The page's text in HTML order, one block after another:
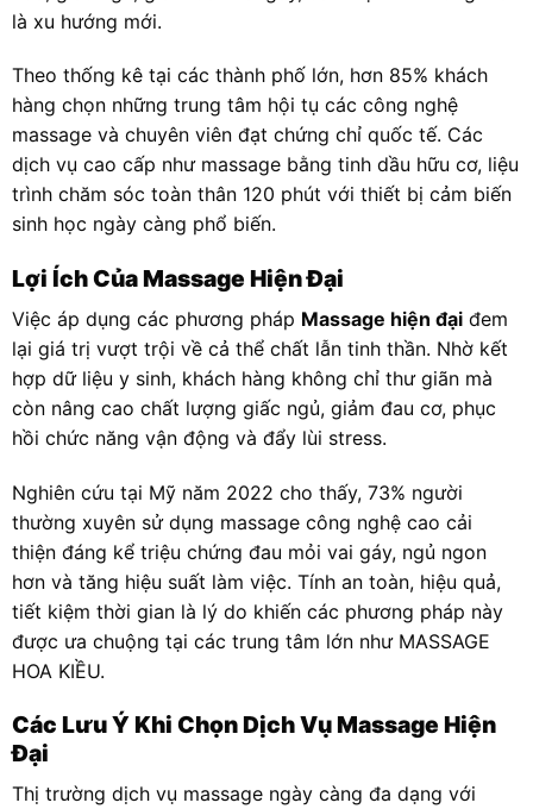
là xu hướng mới.
Theo thống kê tại các thành phố lớn, hơn 85% khách
hàng chọn những trung tâm hội tụ các công nghệ
massage và chuyên viên đạt chứng chỉ quốc tế. Các
dịch vụ cao cấp như massage bằng tinh dầu hữu cơ, liệu
trình chăm sóc toàn thân 120 phút với thiết bị cảm biến
sinh học ngày càng phổ biến.
Lợi Ích Của Massage Hiện Đại
Việc áp dụng các phương pháp Massage hiện đại đem
lại giá trị vượt trội về cả thể chất lẫn tinh thần. Nhờ kết
hợp dữ liệu y sinh, khách hàng không chỉ thư giãn mà
còn nâng cao chất lượng giấc ngủ, giảm đau cơ, phục
hồi chức năng vận động và đẩy lùi stress.
Nghiên cứu tại Mỹ năm 2022 cho thấy, 73% người
thường xuyên sử dụng massage công nghệ cao cải
thiện đáng kể triệu chứng đau mỏi vai gáy, ngủ ngon
hơn và tăng hiệu suất làm việc. Tính an toàn, hiệu quả,
tiết kiệm thời gian là lý do khiến các phương pháp này
được ưa chuộng tại các trung tâm lớn như MASSAGE
HOA KIỀU.
Các Lưu Ý Khi Chọn Dịch Vụ Massage Hiện
Đại
Thị trường dịch vụ massage ngày càng đa dạng với